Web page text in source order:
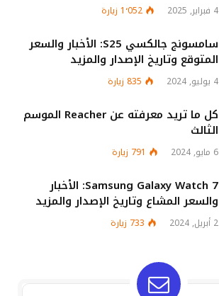
4 فبراير, 2025 1٬052 زيارة
سامسونج جالكسي S25: الأخبار والسعر
المتوقع وتاريخ الإصدار والمزيد
4 يوليو, 2024 835 زيارة
كل ما تريد معرفته عن Reacher الموسم
الثالث
6 مايو, 2024 791 زيارة
Samsung Galaxy Watch 7: الأخبار
والسعر المشاع وتاريخ الإصدار والمزيد
2 أبريل, 2024 733 زيارة